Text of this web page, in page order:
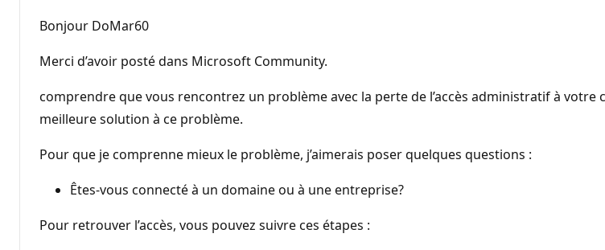
Bonjour DoMar60
Merci d’avoir posté dans Microsoft Community.
comprendre que vous rencontrez un problème avec la perte de l’accès administratif à
meilleure solution à ce problème.
Pour que je comprenne mieux le problème, j’aimerais poser quelques questions :
Êtes-vous connecté à un domaine ou à une entreprise?
Pour retrouver l’accès, vous pouvez suivre ces étapes :